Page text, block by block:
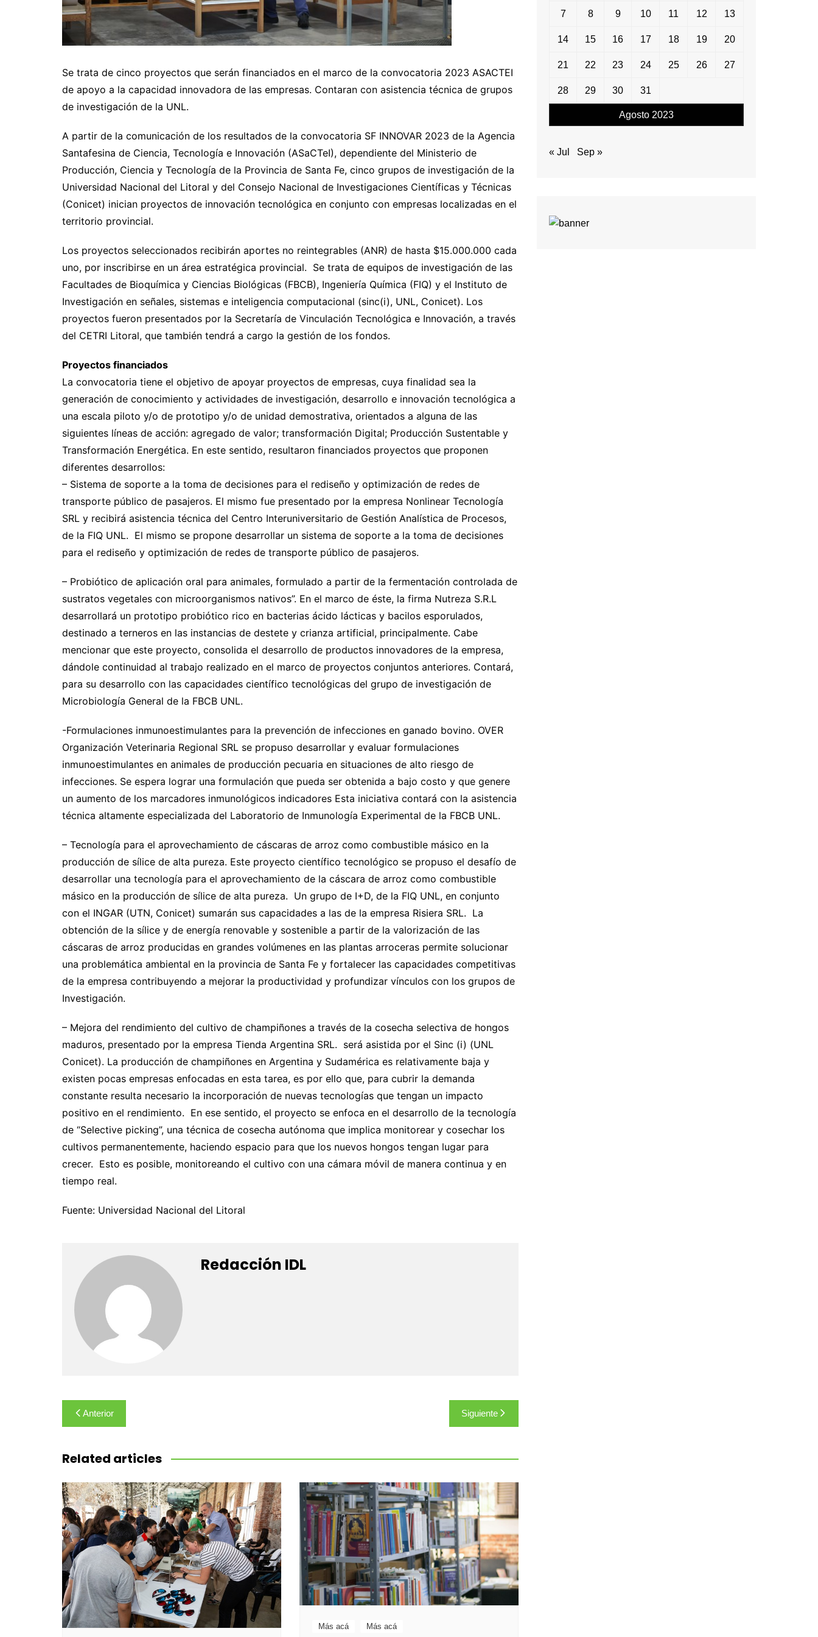
Se trata de cinco proyectos que serán financiados en el marco de la convocatoria 2023 ASACTEI
de apoyo a la capacidad innovadora de las empresas. Contaran con asistencia técnica de grupos
de investigación de la UNL.
A partir de la comunicación de los resultados de la convocatoria SF INNOVAR 2023 de la Agencia
Santafesina de Ciencia, Tecnología e Innovación (ASaCTeI), dependiente del Ministerio de
Producción, Ciencia y Tecnología de la Provincia de Santa Fe, cinco grupos de investigación de la
Universidad Nacional del Litoral y del Consejo Nacional de Investigaciones Científicas y Técnicas
(Conicet) inician proyectos de innovación tecnológica en conjunto con empresas localizadas en el
territorio provincial.
Los proyectos seleccionados recibirán aportes no reintegrables (ANR) de hasta $15.000.000 cada
uno, por inscribirse en un área estratégica provincial. Se trata de equipos de investigación de las
Facultades de Bioquímica y Ciencias Biológicas (FBCB), Ingeniería Química (FIQ) y el Instituto de
Investigación en señales, sistemas e inteligencia computacional (sinc(i), UNL, Conicet). Los
proyectos fueron presentados por la Secretaría de Vinculación Tecnológica e Innovación, a través
del CETRI Litoral, que también tendrá a cargo la gestión de los fondos.
Proyectos financiados
La convocatoria tiene el objetivo de apoyar proyectos de empresas, cuya finalidad sea la
generación de conocimiento y actividades de investigación, desarrollo e innovación tecnológica a
una escala piloto y/o de prototipo y/o de unidad demostrativa, orientados a alguna de las
siguientes líneas de acción: agregado de valor; transformación Digital; Producción Sustentable y
Transformación Energética. En este sentido, resultaron financiados proyectos que proponen
diferentes desarrollos:
– Sistema de soporte a la toma de decisiones para el rediseño y optimización de redes de
transporte público de pasajeros. El mismo fue presentado por la empresa Nonlinear Tecnología
SRL y recibirá asistencia técnica del Centro Interuniversitario de Gestión Analística de Procesos,
de la FIQ UNL. El mismo se propone desarrollar un sistema de soporte a la toma de decisiones
para el rediseño y optimización de redes de transporte público de pasajeros.
– Probiótico de aplicación oral para animales, formulado a partir de la fermentación controlada de
sustratos vegetales con microorganismos nativos”. En el marco de éste, la firma Nutreza S.R.L
desarrollará un prototipo probiótico rico en bacterias ácido lácticas y bacilos esporulados,
destinado a terneros en las instancias de destete y crianza artificial, principalmente. Cabe
mencionar que este proyecto, consolida el desarrollo de productos innovadores de la empresa,
dándole continuidad al trabajo realizado en el marco de proyectos conjuntos anteriores. Contará,
para su desarrollo con las capacidades científico tecnológicas del grupo de investigación de
Microbiología General de la FBCB UNL.
-Formulaciones inmunoestimulantes para la prevención de infecciones en ganado bovino. OVER
Organización Veterinaria Regional SRL se propuso desarrollar y evaluar formulaciones
inmunoestimulantes en animales de producción pecuaria en situaciones de alto riesgo de
infecciones. Se espera lograr una formulación que pueda ser obtenida a bajo costo y que genere
un aumento de los marcadores inmunológicos indicadores Esta iniciativa contará con la asistencia
técnica altamente especializada del Laboratorio de Inmunología Experimental de la FBCB UNL.
– Tecnología para el aprovechamiento de cáscaras de arroz como combustible másico en la
producción de sílice de alta pureza. Este proyecto científico tecnológico se propuso el desafío de
desarrollar una tecnología para el aprovechamiento de la cáscara de arroz como combustible
másico en la producción de sílice de alta pureza. Un grupo de I+D, de la FIQ UNL, en conjunto
con el INGAR (UTN, Conicet) sumarán sus capacidades a las de la empresa Risiera SRL. La
obtención de la sílice y de energía renovable y sostenible a partir de la valorización de las
cáscaras de arroz producidas en grandes volúmenes en las plantas arroceras permite solucionar
una problemática ambiental en la provincia de Santa Fe y fortalecer las capacidades competitivas
de la empresa contribuyendo a mejorar la productividad y profundizar vínculos con los grupos de
Investigación.
– Mejora del rendimiento del cultivo de champiñones a través de la cosecha selectiva de hongos
maduros, presentado por la empresa Tienda Argentina SRL. será asistida por el Sinc (i) (UNL
Conicet). La producción de champiñones en Argentina y Sudamérica es relativamente baja y
existen pocas empresas enfocadas en esta tarea, es por ello que, para cubrir la demanda
constante resulta necesario la incorporación de nuevas tecnologías que tengan un impacto
positivo en el rendimiento. En ese sentido, el proyecto se enfoca en el desarrollo de la tecnología
de “Selective picking”, una técnica de cosecha autónoma que implica monitorear y cosechar los
cultivos permanentemente, haciendo espacio para que los nuevos hongos tengan lugar para
crecer. Esto es posible, monitoreando el cultivo con una cámara móvil de manera continua y en
tiempo real.
Fuente: Universidad Nacional del Litoral
Redacción IDL
Navegación
de
entradas
Anterior Siguiente
Related articles
Más acá Más acá
Agosto 2023
7 8 9 10 11 12 13
14 15 16 17 18 19 20
21 22 23 24 25 26 27
28 29 30 31
« Jul Sep »